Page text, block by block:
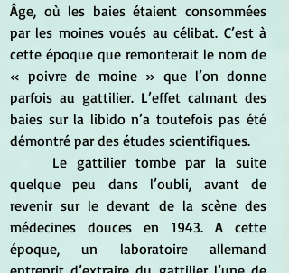
Âge, où les baies étaient consommées
par les moines voués au célibat. C’est à
cette époque que remonterait le nom de
« poivre de moine » que l’on donne
parfois au gattilier. L’effet calmant des
baies sur la libido n’a toutefois pas été
démontré par des études scientifiques.
quelque peu dans l’oubli, avant de
revenir sur le devant de la scène des
médecines douces en 1943. A cette
époque, un laboratoire allemand